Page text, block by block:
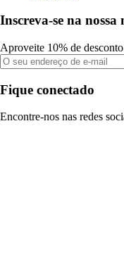
Inscreva-se na nossa
Aproveite 10% de
Fique conectado
Encontre-nos nas redes